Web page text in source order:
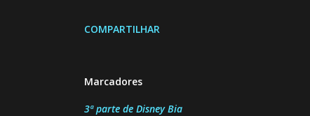
COMPARTILHAR
Marcadores
3ª parte de Disney Bia